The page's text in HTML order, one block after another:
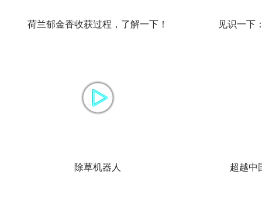
荷兰郁金香收获过程，了解一下！ 见识一下
除草机器人 超越中